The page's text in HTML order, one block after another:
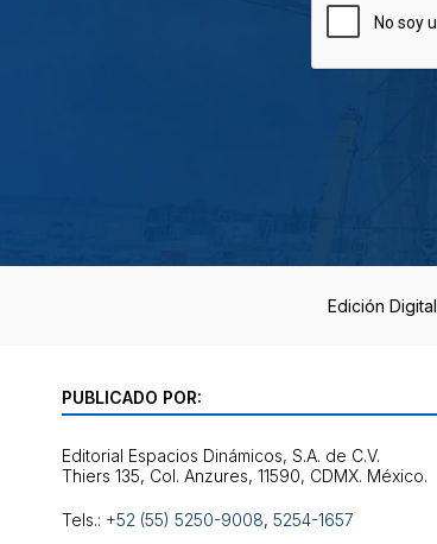
Edición Digital
PUBLICADO POR:
Editorial Espacios Dinámicos, S.A. de C.V.
Tels.: +52 (55) 5250-9008, 5254-1657